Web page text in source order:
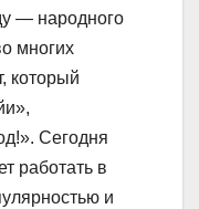
— народного
многих
который
Сегодня
работать в
и